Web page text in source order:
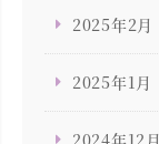
2025年2月
2025年1月
2024年12月